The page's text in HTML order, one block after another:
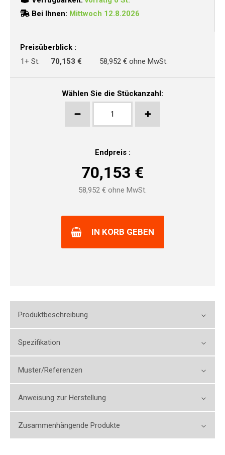
Bei Ihnen: Mittwoch 12.8.2026
Preisüberblick :
1+ St.
70,153 € 58,952 € ohne MwSt.
Wählen Sie die Stückanzahl:
Endpreis :
70,153 €
58,952 € ohne MwSt.
IN KORB GEBEN
Produktbeschreibung
Spezifikation
Muster/Referenzen
Anweisung zur Herstellung
Zusammenhängende Produkte